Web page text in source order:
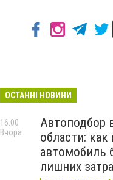
ОСТАННІ НОВИНИ
Автоподбор
области: как
автомобиль
лишних
16:00
Вчора